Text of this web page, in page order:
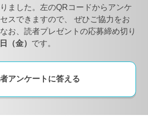
ました。左のQRコードからアンケ
スできますので、
ぜひご協力をお
お、読者プレゼントの応募締め切り
（金） です。
アンケートに答える